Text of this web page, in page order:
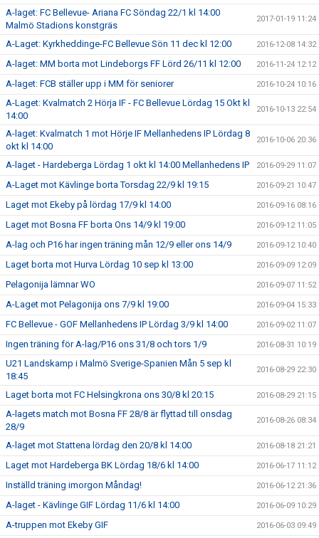
A-laget: FC Bellevue- Ariana FC Söndag 22/1 kl 14:00
Malmö Stadions konstgräs
2017-01-19 11:24
A-Laget: Kyrkheddinge-FC Bellevue Sön 11 dec kl 12:00 2016-12-08 14:32
A-laget: MM borta mot Lindeborgs FF Lörd 26/11 kl 12:00 2016-11-24 12:12
A-laget: FCB ställer upp i MM för seniorer 2016-10-24 10:16
A-Laget: Kvalmatch 2 Hörja IF - FC Bellevue Lördag 15 Okt kl
14:00
2016-10-13 22:54
A-laget: Kvalmatch 1 mot Hörje IF Mellanhedens IP Lördag 8
okt kl 14:00
2016-10-06 20:36
A-laget - Hardeberga Lördag 1 okt kl 14:00 Mellanhedens IP 2016-09-29 11:07
A-Laget mot Kävlinge borta Torsdag 22/9 kl 19:15 2016-09-21 10:47
Laget mot Ekeby på lördag 17/9 kl 14:00 2016-09-16 08:16
Laget mot Bosna FF borta Ons 14/9 kl 19:00 2016-09-12 11:05
A-lag och P16 har ingen träning mån 12/9 eller ons 14/9 2016-09-12 10:40
Laget borta mot Hurva Lördag 10 sep kl 13:00 2016-09-09 12:09
Pelagonija lämnar WO 2016-09-07 11:52
A-Laget mot Pelagonija ons 7/9 kl 19:00 2016-09-04 15:33
FC Bellevue - GOF Mellanhedens IP Lördag 3/9 kl 14:00 2016-09-02 11:07
Ingen träning för A-lag/P16 ons 31/8 och tors 1/9 2016-08-31 10:19
U21 Landskamp i Malmö Sverige-Spanien Mån 5 sep kl
18:45
2016-08-29 22:30
Laget borta mot FC Helsingkrona ons 30/8 kl 20:15 2016-08-29 21:15
A-lagets match mot Bosna FF 28/8 är flyttad till onsdag
28/9
2016-08-26 08:34
A-laget mot Stattena lördag den 20/8 kl 14:00 2016-08-18 21:21
Laget mot Hardeberga BK Lördag 18/6 kl 14:00 2016-06-17 11:12
Inställd träning imorgon Måndag! 2016-06-12 21:36
A-laget - Kävlinge GIF Lördag 11/6 kl 14:00 2016-06-09 10:29
A-truppen mot Ekeby GIF 2016-06-03 09:49